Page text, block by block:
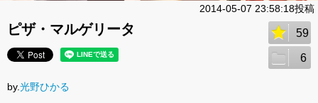
2014-05-07 23:58:18投稿
ピザ・マルゲリータ 59
6
by.光野ひかる